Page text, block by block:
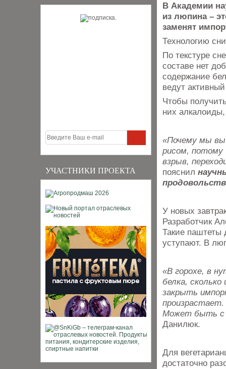
УЧАСТНИКИ ПРОЕКТА
В Академии
из люпина –
заменят
Технологию
По текстуре
составе нет
содержание
ведут
Чтобы
них
«Почему мы
рисом, потому
взрыв,
пояснил
У новых
Разработчик
Такие паштеты
уступают. В
«В горохе, в
белка,
закрыть
Может быть с
Данилюк.
Для
достаточно